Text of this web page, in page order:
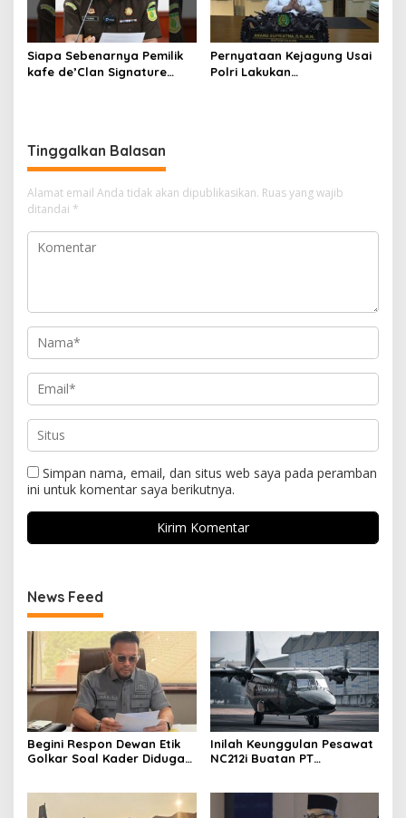
Siapa Sebenarnya Pemilik
kafe de’Clan Signature
Pernyataan Kejagung Usai
Polri Lakukan
Tinggalkan Balasan
Alamat email Anda tidak akan dipublikasikan. Ruas yang wajib
ditandai *
Simpan nama, email, dan situs web saya pada peramban
ini untuk komentar saya berikutnya.
News Feed
Begini Respon Dewan Etik
Golkar Soal Kader Diduga
Inilah Keunggulan Pesawat
NC212i Buatan PT